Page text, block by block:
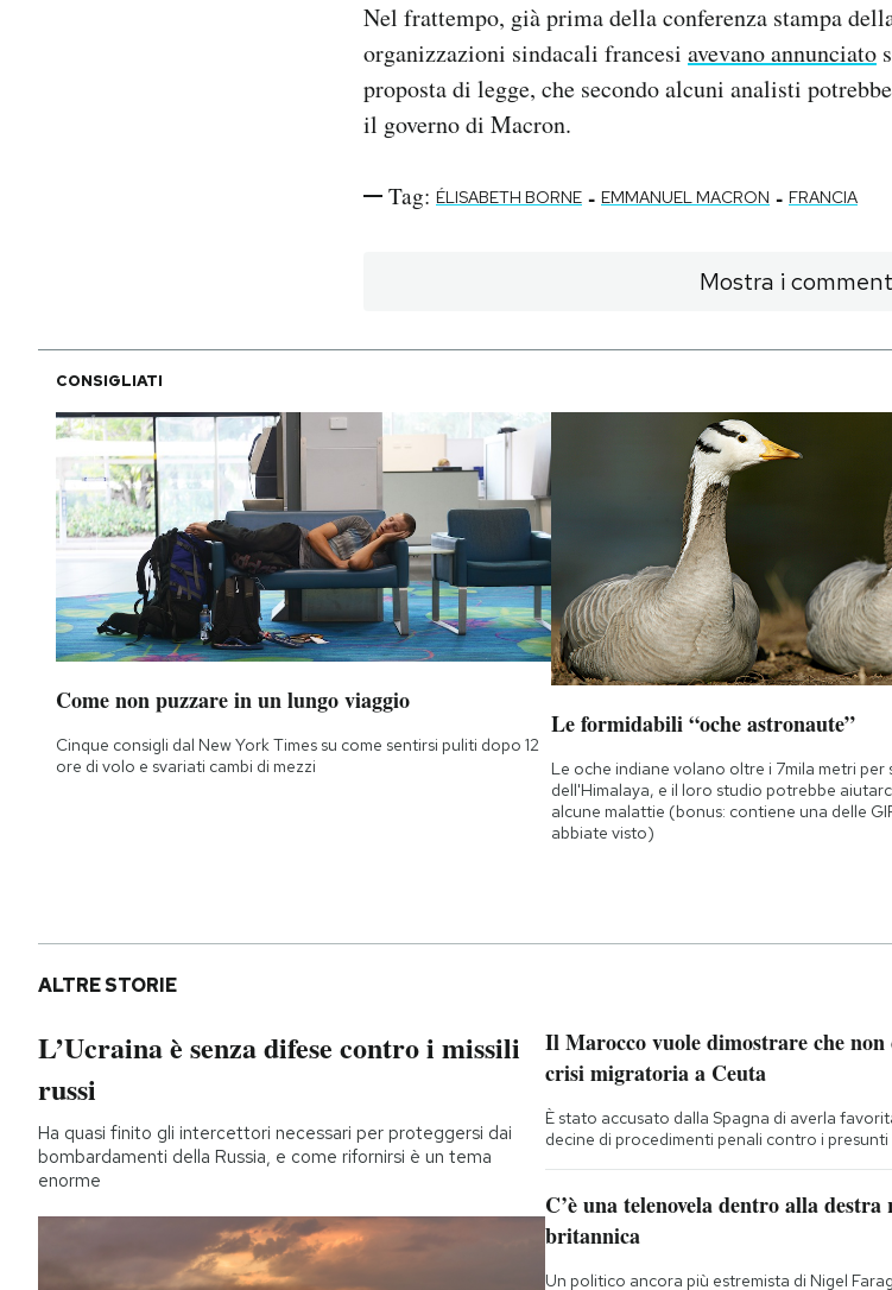
Nel frattempo, già prima della conferenza stampa
organizzazioni sindacali francesi avevano annunciato
proposta di legge, che secondo alcuni analisti
il governo di Macron.
Tag: ÉLISABETH BORNE - EMMANUEL MACRON - FRANCIA
Mostra i
CONSIGLIATI
Come non puzzare in un lungo viaggio
Cinque consigli dal New York Times su come sentirsi puliti dopo 12
ore di volo e svariati cambi di mezzi
Le formidabili “oche astronaute”
Le oche indiane volano oltre i 7mila metri per
dell'Himalaya, e il loro studio potrebbe
alcune malattie (bonus: contiene una delle
abbiate visto)
ALTRE STORIE
L’Ucraina è senza difese contro i missili
russi
Ha quasi finito gli intercettori necessari per proteggersi dai
bombardamenti della Russia, e come rifornirsi è un tema
enorme
Il Marocco vuole dimostrare che non
crisi migratoria a Ceuta
È stato accusato dalla Spagna di averla
decine di procedimenti penali contro i presunti
C’è una telenovela dentro alla destra
britannica
Un politico ancora più estremista di Nigel